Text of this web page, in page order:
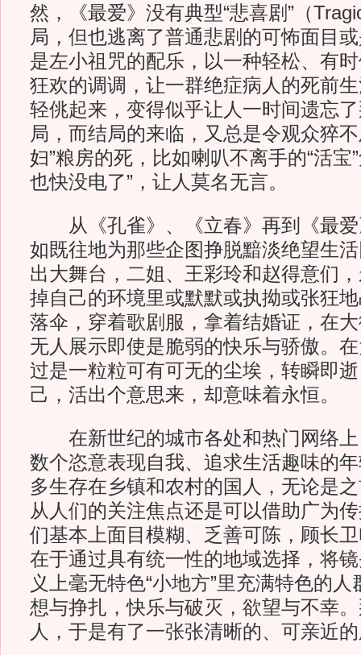
然，《最爱》没有典型“悲喜剧”（
局，但也逃离了普通悲剧的可怖面目
是左小祖咒的配乐，以一种轻松、有
狂欢的调调，让一群绝症病人的死前
轻佻起来，变得似乎让人一时间遗忘
局，而结局的来临，又总是令观众猝
妇”粮房的死，比如喇叭不离手的“活宝
也快没电了”，让人莫名无言。
从《孔雀》、《立春》再到《最爱
如既往地为那些企图挣脱黯淡绝望生
出大舞台，二姐、王彩玲和赵得意们
掉自己的环境里或默默或执拗或张狂
落伞，穿着歌剧服，拿着结婚证，在
无人展示即使是脆弱的快乐与骄傲。
过是一粒粒可有可无的尘埃，转瞬即
己，活出个意思来，却意味着永恒。
在新世纪的城市各处和热门网络上
数个恣意表现自我、追求生活趣味的
多生存在乡镇和农村的国人，无论是
从人们的关注焦点还是可以借助广为
们基本上面目模糊、乏善可陈，顾长
在于通过具有统一性的地域选择，将
义上毫无特色“小地方”里充满特色的
想与挣扎，快乐与破灭，欲望与不幸
人，于是有了一张张清晰的、可亲近